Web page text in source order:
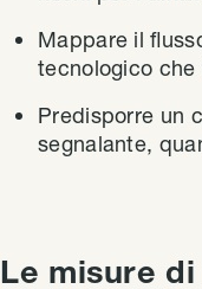
Mappare il
tecnologico che
Predisporre un
segnalante,
Le misure